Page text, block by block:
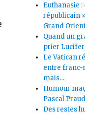
Euthanasie
républicain
Grand
Quand un
prier Lucifer
Le Vatican
entre franc-
mais…
Humour
Pascal Praud
Des restes